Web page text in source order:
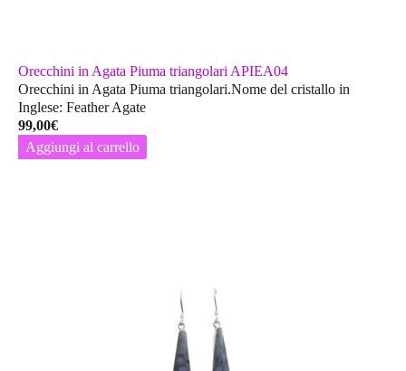
Orecchini in Agata Piuma triangolari APIEA04
Orecchini in Agata Piuma triangolari.Nome del cristallo in
Inglese: Feather Agate
99,00€
Aggiungi al carrello